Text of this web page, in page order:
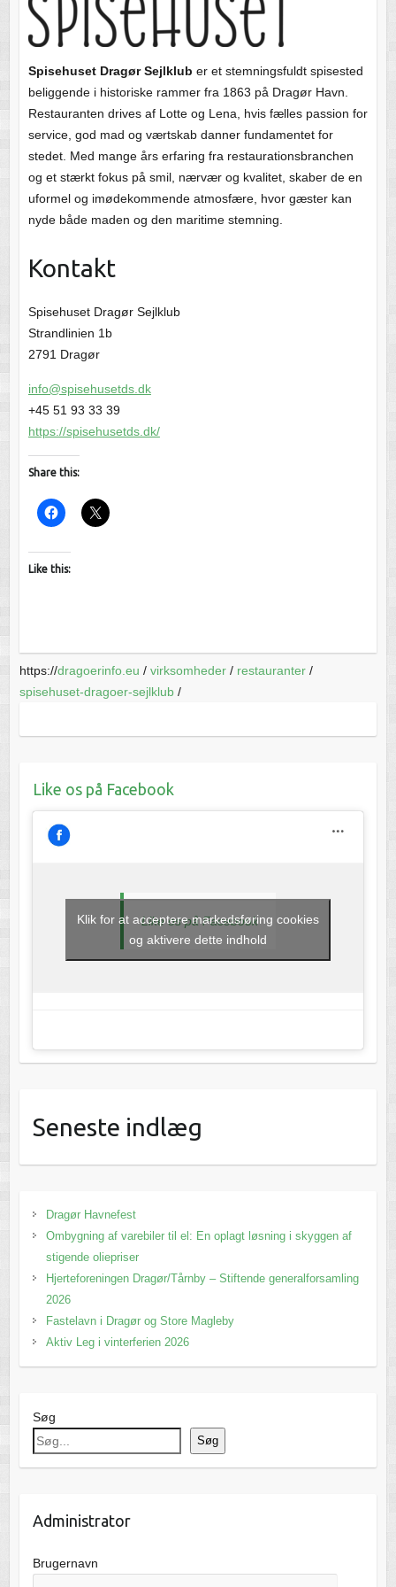
Spisehuset Dragør Sejlklub er et stemningsfuldt spisested
beliggende i historiske rammer fra 1863 på Dragør Havn.
Restauranten drives af Lotte og Lena, hvis fælles passion for
service, god mad og værtskab danner fundamentet for
stedet. Med mange års erfaring fra restaurationsbranchen
og et stærkt fokus på smil, nærvær og kvalitet, skaber de en
uformel og imødekommende atmosfære, hvor gæster kan
nyde både maden og den maritime stemning.
Kontakt
Spisehuset Dragør Sejlklub
Strandlinien 1b
2791 Dragør
info@spisehusetds.dk
+45 51 93 33 39
https://spisehusetds.dk/
Share this:
Like this:
https://dragoerinfo.eu / virksomheder/ restauranter/
spisehuset-dragoer-sejlklub/
Like os på Facebook
Like os på Facebook
Klik for at acceptere markedsføring cookies
og aktivere dette indhold
Seneste indlæg
Dragør Havnefest
Ombygning af varebiler til el: En oplagt løsning i skyggen af
stigende oliepriser
Hjerteforeningen Dragør/Tårnby – Stiftende generalforsamling
2026
Fastelavn i Dragør og Store Magleby
Aktiv Leg i vinterferien 2026
Søg
Søg
Administrator
Brugernavn